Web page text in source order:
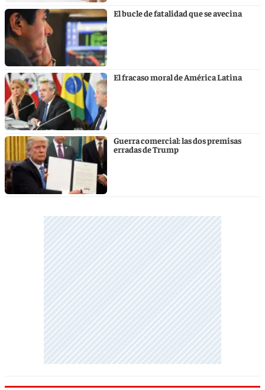
El bucle de fatalidad que se avecina
El fracaso moral de América Latina
Guerra comercial: las dos premisas
erradas de Trump